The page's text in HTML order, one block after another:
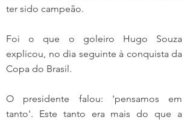
ter sido campeão.
Foi o que o goleiro Hugo Souza
explicou, no dia seguinte à conquista da
Copa do Brasil.
O presidente falou: 'pensamos em
tanto'. Este tanto era mais do que a